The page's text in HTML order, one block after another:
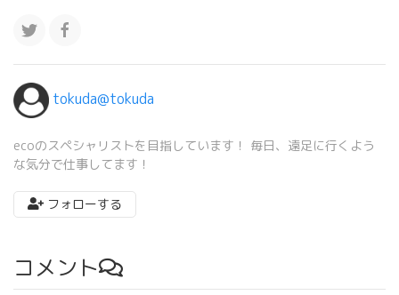
tokuda@tokuda
ecoのスペシャリストを目指しています！ 毎日、遠足に行くよう
な気分で仕事してます！
フォローする
コメント